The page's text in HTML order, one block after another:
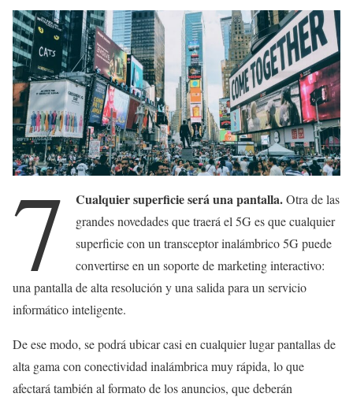
7 Cualquier superficie será una pantalla.Otra de las
grandes novedades que traerá el 5G es que cualquier
superficie con un transceptor inalámbrico 5G puede
convertirse en un soporte de marketing interactivo:
una pantalla de alta resolución y una salida para un servicio
informático inteligente.
De ese modo, se podrá ubicar casi en cualquier lugar pantallas de
alta gama con conectividad inalámbrica muy rápida, lo que
afectará también al formato de los anuncios, que deberán